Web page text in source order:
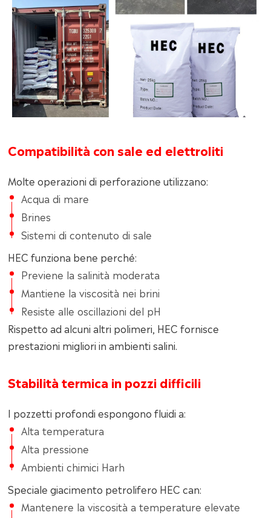
Compatibilità con sale ed elettroliti
Molte operazioni di perforazione utilizzano:
Acqua di mare
Brines
Sistemi di contenuto di sale
HEC funziona bene perché:
Previene la salinità moderata
Mantiene la viscosità nei brini
Resiste alle oscillazioni del pH
Rispetto ad alcuni altri polimeri, HEC fornisce
prestazioni migliori in ambienti salini.
Stabilità termica in pozzi difficili
I pozzetti profondi espongono fluidi a:
Alta temperatura
Alta pressione
Ambienti chimici Harh
Speciale giacimento petrolifero HEC can:
Mantenere la viscosità a temperature elevate